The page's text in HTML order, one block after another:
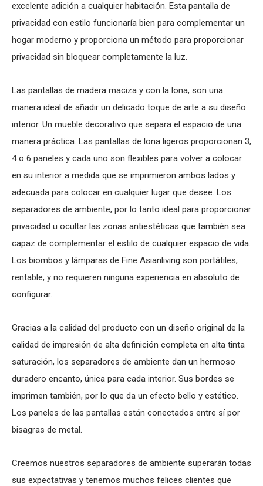
excelente adición a cualquier habitación. Esta pantalla de
privacidad con estilo funcionaría bien para complementar un
hogar moderno y proporciona un método para proporcionar
privacidad sin bloquear completamente la luz.
Las pantallas de madera maciza y con la lona, son una
manera ideal de añadir un delicado toque de arte a su diseño
interior. Un mueble decorativo que separa el espacio de una
manera práctica. Las pantallas de lona ligeros proporcionan 3,
4 o 6 paneles y cada uno son flexibles para volver a colocar
en su interior a medida que se imprimieron ambos lados y
adecuada para colocar en cualquier lugar que desee. Los
separadores de ambiente, por lo tanto ideal para proporcionar
privacidad u ocultar las zonas antiestéticas que también sea
capaz de complementar el estilo de cualquier espacio de vida.
Los biombos y lámparas de Fine Asianliving son portátiles,
rentable, y no requieren ninguna experiencia en absoluto de
configurar.
Gracias a la calidad del producto con un diseño original de la
calidad de impresión de alta definición completa en alta tinta
saturación, los separadores de ambiente dan un hermoso
duradero encanto, única para cada interior. Sus bordes se
imprimen también, por lo que da un efecto bello y estético.
Los paneles de las pantallas están conectados entre sí por
bisagras de metal.
Creemos nuestros separadores de ambiente superarán todas
sus expectativas y tenemos muchos felices clientes que